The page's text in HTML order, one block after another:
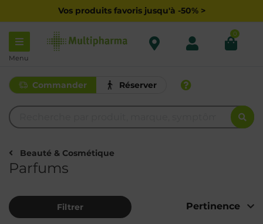
Vos produits favoris jusqu'à -50% >
Menu
0
Commander Réserver
Beauté & Cosmétique
Parfums
Filtrer